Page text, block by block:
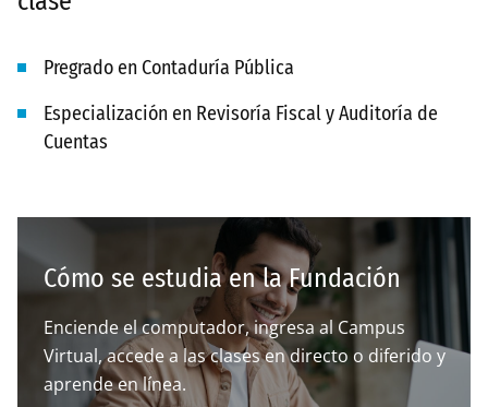
Pregrado en Contaduría Pública
Especialización en Revisoría Fiscal y Auditoría de
Cuentas
Cómo se estudia en la Fundación
Enciende el computador, ingresa al Campus
Virtual, accede a las clases en directo o diferido y
aprende en línea.